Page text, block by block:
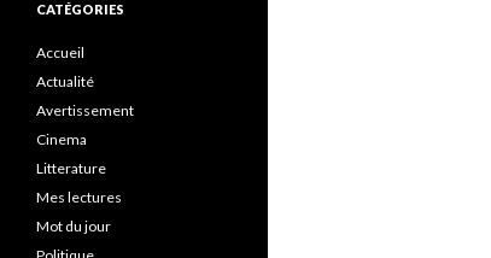
CATÉGORIES
Accueil
Actualité
Avertissement
Cinema
Litterature
Mes lectures
Mot du jour